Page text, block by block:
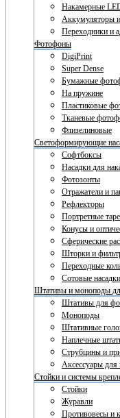
Накамерные
Аккумуляторы
Переходники и
Фотофоны
DigiPrint
Super Dense
Бумажные
На пружине
Пластиковые
Тканевые
Флизелиновые
Светоформирующие
Софтбоксы
Насадки для
Фотозонты
Отражатели и
Рефлекторы
Портретные
Конусы и
Сферические
Шторки и
Переходные
Сотовые насадки
Штативы и моноподы
Штативы для
Моноподы
Штативные
Наплечные
Струбцины и
Аксессуары
Стойки и системы
Стойки
Журавли
Противовесы и